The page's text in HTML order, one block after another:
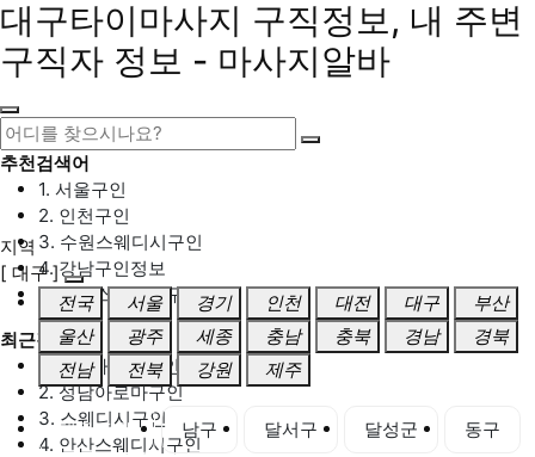
대구타이마사지 구직정보, 내 주변
구직자 정보 - 마사지알바
추천검색어
1. 서울구인
2. 인천구인
3. 수원스웨디시구인
4. 강남구인정보
5. 동탄스웨디시구인
최근검색어
1. 일산마사지구인
2. 성남아로마구인
3. 스웨디시구인
4. 안산스웨디시구인
지역
[ 대구 ]
전국
서울 경기 인천 대전 대구
부산
울산
광주 세종 충남 충북 경남
경북
전남
전북 강원 제주
대구 전체 남구 달서구 달성군 동구